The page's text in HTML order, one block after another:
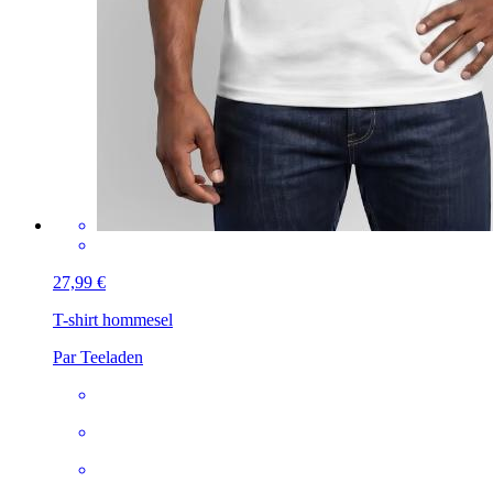
27,99 €
T-shirt hommesel
Par Teeladen